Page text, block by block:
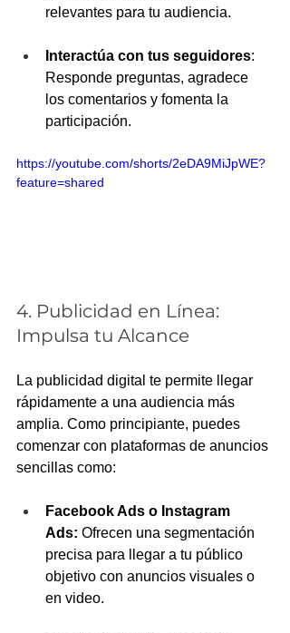
relevantes para tu audiencia.
Interactúa con tus seguidores:
Responde preguntas, agradece
los comentarios y fomenta la
participación.
https://youtube.com/shorts/2eDA9MiJpWE?
feature=shared
4. Publicidad en Línea:
Impulsa tu Alcance
La publicidad digital te permite llegar
rápidamente a una audiencia más
amplia. Como principiante, puedes
comenzar con plataformas de anuncios
sencillas como:
Facebook Ads o Instagram
Ads: Ofrecen una segmentación
precisa para llegar a tu público
objetivo con anuncios visuales o
en video.